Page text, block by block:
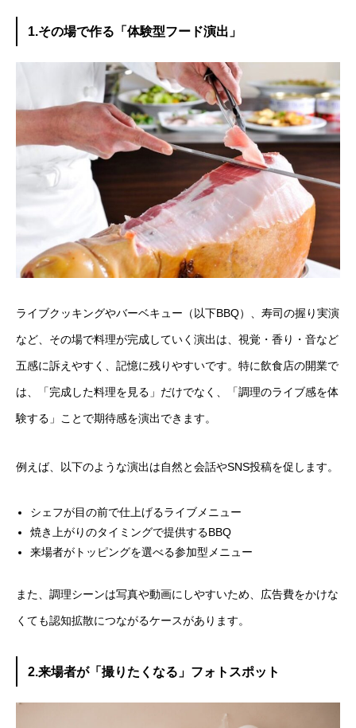
1.その場で作る「体験型フード演出」
ライブクッキングやバーベキュー（以下BBQ）、寿司の握り実演
など、その場で料理が完成していく演出は、視覚・香り・音など
五感に訴えやすく、記憶に残りやすいです。特に飲食店の開業で
は、「完成した料理を見る」だけでなく、「調理のライブ感を体
験する」ことで期待感を演出できます。
例えば、以下のような演出は自然と会話やSNS投稿を促します。
シェフが目の前で仕上げるライブメニュー
焼き上がりのタイミングで提供するBBQ
来場者がトッピングを選べる参加型メニュー
また、調理シーンは写真や動画にしやすいため、広告費をかけな
くても認知拡散につながるケースがあります。
2.来場者が「撮りたくなる」フォトスポット